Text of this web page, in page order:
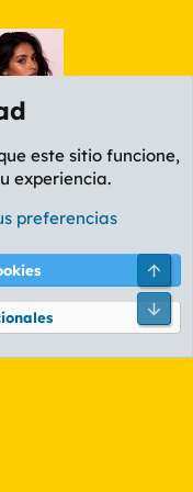
de privacidad Ayuda
Ltd.
este sitio funcione,
experiencia.
preferencias
Pie